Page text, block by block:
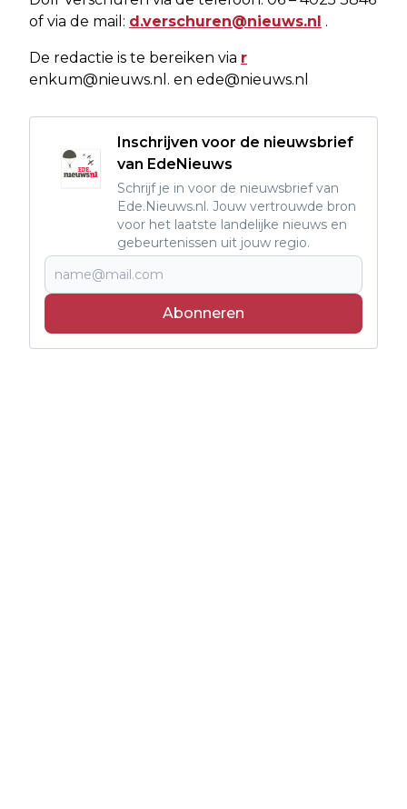
of via de mail: d.verschuren@nieuws.nl .
De redactie is te bereiken via r
enkum@nieuws.nl . en ede@nieuws.nl
Inschrijven voor de nieuwsbrief
van EdeNieuws
Schrijf je in voor de nieuwsbrief van
Ede.Nieuws.nl. Jouw vertrouwde bron
voor het laatste landelijke nieuws en
gebeurtenissen uit jouw regio.
Abonneren